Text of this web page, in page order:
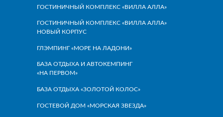
ГОСТИНИЧНЫЙ КОМПЛЕКС «ВИЛЛА АЛЛА»
ГОСТИНИЧНЫЙ КОМПЛЕКС «ВИЛЛА АЛЛА»
НОВЫЙ КОРПУС
ГЛЭМПИНГ «МОРЕ НА ЛАДОНИ»
БАЗА ОТДЫХА И АВТОКЕМПИНГ
«НА ПЕРВОМ»
БАЗА ОТДЫХА «ЗОЛОТОЙ КОЛОС»
ГОСТЕВОЙ ДОМ «МОРСКАЯ ЗВЕЗДА»